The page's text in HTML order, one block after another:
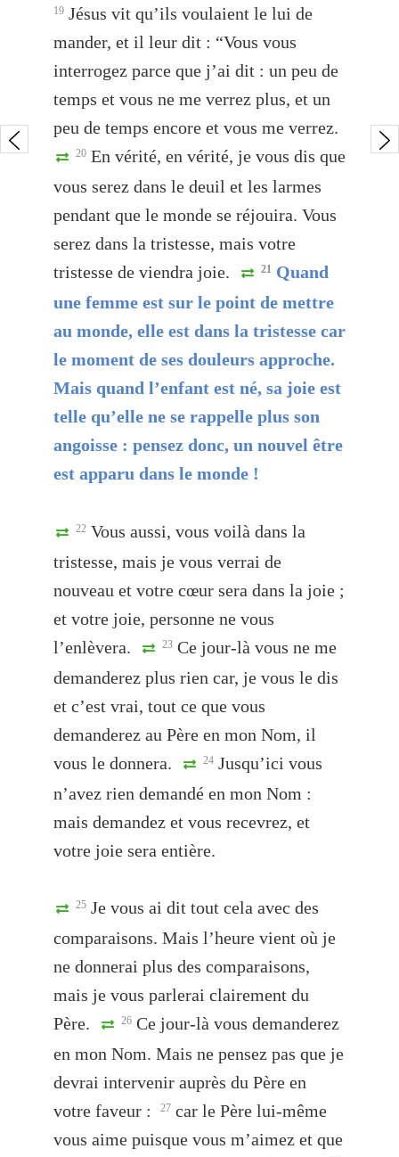
19 Jésus vit qu’ils voulaient le lui de
mander, et il leur dit : “Vous vous
interrogez parce que j’ai dit : un peu de
temps et vous ne me verrez plus, et un
peu de temps encore et vous me verrez.
20 En vérité, en vérité, je vous dis que
vous serez dans le deuil et les larmes
pendant que le monde se réjouira. Vous
serez dans la tristesse, mais votre
tristesse de viendra joie.
21 Quand
une femme est sur le point de mettre
au monde, elle est dans la tristesse car
le moment de ses douleurs approche.
Mais quand l’enfant est né, sa joie est
telle qu’elle ne se rappelle plus son
angoisse : pensez donc, un nouvel être
est apparu dans le monde !
22 Vous aussi, vous voilà dans la
tristesse, mais je vous verrai de
nouveau et votre cœur sera dans la joie ;
et votre joie, personne ne vous
l’enlèvera.
23 Ce jour-là vous ne me
demanderez plus rien car, je vous le dis
et c’est vrai, tout ce que vous
demanderez au Père en mon Nom, il
vous le donnera.
24 Jusqu’ici vous
n’avez rien demandé en mon Nom :
mais demandez et vous recevrez, et
votre joie sera entière.
25 Je vous ai dit tout cela avec des
comparaisons. Mais l’heure vient où je
ne donnerai plus des comparaisons,
mais je vous parlerai clairement du
Père.
26 Ce jour-là vous demanderez
en mon Nom. Mais ne pensez pas que je
devrai intervenir auprès du Père en
votre faveur :
27 car le Père lui-même
vous aime puisque vous m’aimez et que